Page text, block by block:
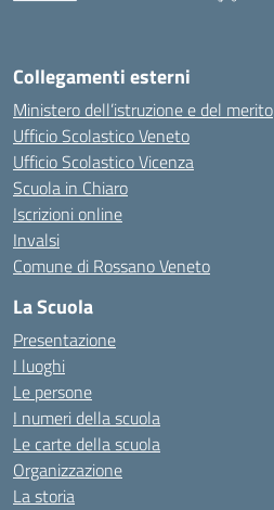
Collegamenti esterni
Ministero dell’istruzione e del merito
Ufficio Scolastico Veneto
Ufficio Scolastico Vicenza
Scuola in Chiaro
Iscrizioni online
Invalsi
Comune di Rossano Veneto
La Scuola
Presentazione
I luoghi
Le persone
I numeri della scuola
Le carte della scuola
Organizzazione
La storia